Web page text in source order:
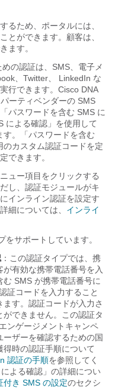
るため、ポータルには、
とができます。顧客は、
ます。
の認証は、SMS、電子メ
、Twitter、 LinkedIn な
行できます。Cisco DNA
ーティベンダーの SMS
パスワードを含む SMS に
による確認」を使用して
。「パスワードを含む
カスタム認証コードを定
できます。
ュー項目をクリックする
し、認証モジュールがキ
インライン認証を設定す
細については、 インライ
サポートしています。
：この認証タイプでは、携
有効な携帯電話番号を入
SMS が携帯電話番号に
証コードを入力すること
す。認証コードが入力さ
できません。この認証タ
ンゲージメントキャンペ
ザーを確認するための国
時の認証手順について
認証の手順を参照してく
よる確認」の詳細につい
付き SMS の設定のセクシ